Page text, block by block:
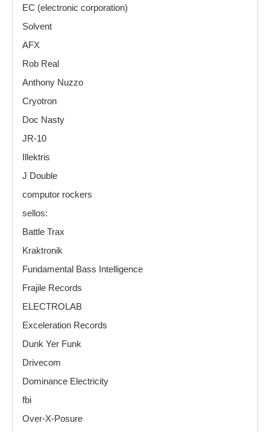
EC (electronic corporation)
Solvent
AFX
Rob Real
Anthony Nuzzo
Cryotron
Doc Nasty
JR-10
Illektris
J Double
computor rockers
sellos:
Battle Trax
Kraktronik
Fundamental Bass Intelligence
Frajile Records
ELECTROLAB
Exceleration Records
Dunk Yer Funk
Drivecom
Dominance Electricity
fbi
Over-X-Posure